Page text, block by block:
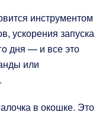
инструментом
ускорения запуска
дня — и все это
или
в окошке. Это